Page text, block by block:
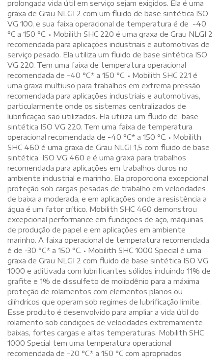
prolongada vida útil em serviço sejam exigidos. Ela é uma
graxa de Grau NLGI 2 com um fluido de base sintética ISO
VG 100, e sua faixa operacional de temperatura é de -40
°C a 150 °C. • Mobilith SHC 220 é uma graxa de Grau NLGI 2
recomendada para aplicações industriais e automotivas de
serviço pesado. Ela utiliza um fluido de base sintética ISO
VG 220. Tem uma faixa de temperatura operacional
recomendada de -40 °C* a 150 °C. • Mobilith SHC 221 é
uma graxa multiuso para trabalhos em extrema pressão
recomendada para aplicações industriais e automotivas,
particularmente onde os sistemas centralizados de
lubrificação são utilizados. Ela utiliza um fluido de base
sintética ISO VG 220. Tem uma faixa de temperatura
operacional recomendada de -40 °C* a 150 °C. • Mobilith
SHC 460 é uma graxa de Grau NLGI 1,5 com fluido de base
sintética ISO VG 460 e é uma graxa para trabalhos
recomendada para aplicações em trabalhos duros no
ambiente industrial e marinho. Ela proporciona excepcional
proteção sob cargas pesadas de trabalho em velocidades
de baixa a moderada, e em aplicações onde a resistência a
água é um fator crítico. Mobilith SHC 460 demonstrou
excepcional performance em fundições de aço, máquinas
de produção de papel e em aplicações em ambiente
marinho. A faixa operacional de temperatura recomendada
é de -30 °C* a 150 °C. • Mobilith SHC 1000 Special é uma
graxa de Grau NLGI 2 com fluido de base sintética ISO VG
1000 e aditivada com lubrificantes sólidos incluindo 11% de
grafite e 1% de dissulfeto de molibdênio para a máxima
proteção de rolamentos com elementos planos ou
cilíndricos que operam sob regimes de lubrificação limite.
Esse produto é desenvolvido para ampliar a vida útil do
rolamento sob condições de velocidades extremamente
baixas, fortes cargas e altas temperaturas. Mobilith SHC
1000 Special tem uma temperatura operacional
recomendada de -20 °C* a 150 °C com apropriados